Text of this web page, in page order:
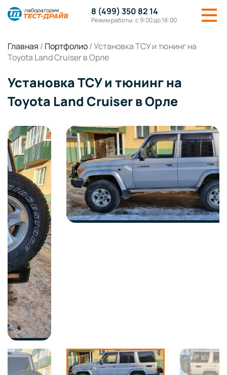
8 (499) 350 82 14
Режим работы: с 9:00 до 18:00
Главная / Портфолио/Установка ТСУ и тюнинг на
Toyota Land Cruiser в Орле
Установка ТСУ и тюнинг на
Toyota Land Cruiser в Орле